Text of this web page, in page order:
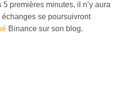
premières minutes, il n’y aura
se poursuivront
Binance sur son blog.